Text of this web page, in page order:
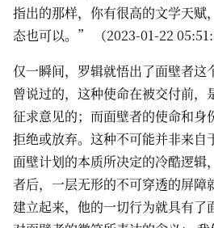
指出的那样，你有很高的文学天赋
态也可以。” （2023-01-22
仅一瞬间，罗辑就悟出了面壁者这
曾说过的，这种使命在被交付前，
征求意见的；而面壁者的使命和身
拒绝或放弃。这种不可能并非来自
面壁计划的本质所决定的冷酷逻辑
者后，一层无形的不可穿透的屏障
建立起来，他的一切行为就具有了